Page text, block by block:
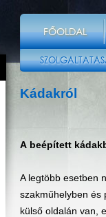
FŐOLDAL
Kádakról
A beépített
A legtöbb esetben
szakműhelyben és
külső oldalán van,